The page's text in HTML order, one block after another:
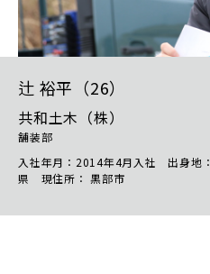
辻 裕平（26）
共和土木（株）
舗装部
入社年月：2014年4月入社 出身地
県 現住所： 黒部市